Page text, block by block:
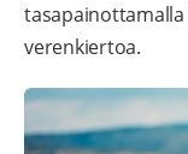
verenkiertoa.